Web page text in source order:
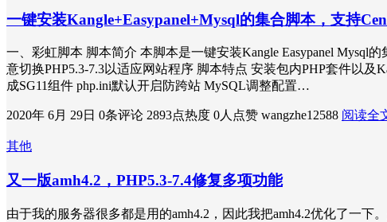
一键安装Kangle+Easypanel+Mysql的集合脚本，支持
一、彩虹脚本 脚本简介 本脚本是一键安装Kangle Easypanel Mysql
意切换PHP5.3-7.3以适应网站程序 脚本特点 安装包内PHP套件以
成SG11组件 php.ini默认开启防跨站 MySQL调整配置…
2020年 6月 29日 0条评论 2893点热度 0人点赞 wangzhe12588 阅读全
其他
又一版amh4.2，PHP5.3-7.4修复多项功能
由于我的服务器很多都是用的amh4.2，因此我把amh4.2优化了一下